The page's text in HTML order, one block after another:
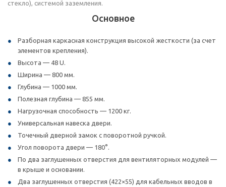
стекло), системой заземления.
Основное
Разборная каркасная конструкция высокой жесткости (за счет
элементов крепления).
Высота — 48 U.
Ширина — 800 мм.
Глубина — 1000 мм.
Полезная глубина — 855 мм.
Нагрузочная способность — 1200 кг.
Универсальная навеска двери.
Точечный дверной замок с поворотной ручкой.
Угол поворота двери — 180°.
По два заглушенных отверстия для вентиляторных модулей —
в крыше и основании.
Два заглушенных отверстия (422×55) для кабельных вводов в